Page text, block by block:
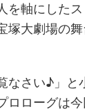
を軸にした
塚大劇場の
なさい♪」と
ロローグは